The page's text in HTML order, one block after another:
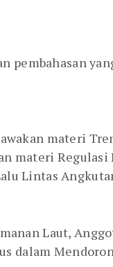
pembahasan
materi
materi Regulasi
Lintas
Laut,
dalam